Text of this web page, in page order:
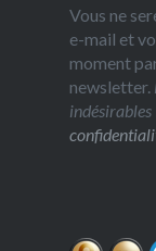
Vous ne
e-mail et
moment
newsletter.